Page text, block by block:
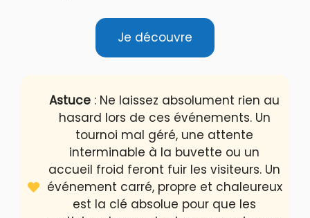
Je découvre
Astuce : Ne laissez absolument rien au
hasard lors de ces événements. Un
tournoi mal géré, une attente
interminable à la buvette ou un
accueil froid feront fuir les visiteurs. Un
événement carré, propre et chaleureux
est la clé absolue pour que les